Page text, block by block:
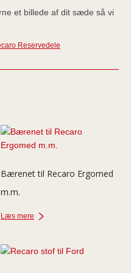
et billede af dit sæde så vi
Reservedele
Bærenet til Recaro Ergomed
m.m.
Læs mere